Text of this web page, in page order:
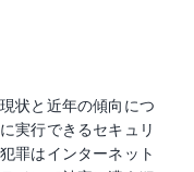
状と近年の傾向につ
実行できるセキュリ
罪はインターネット